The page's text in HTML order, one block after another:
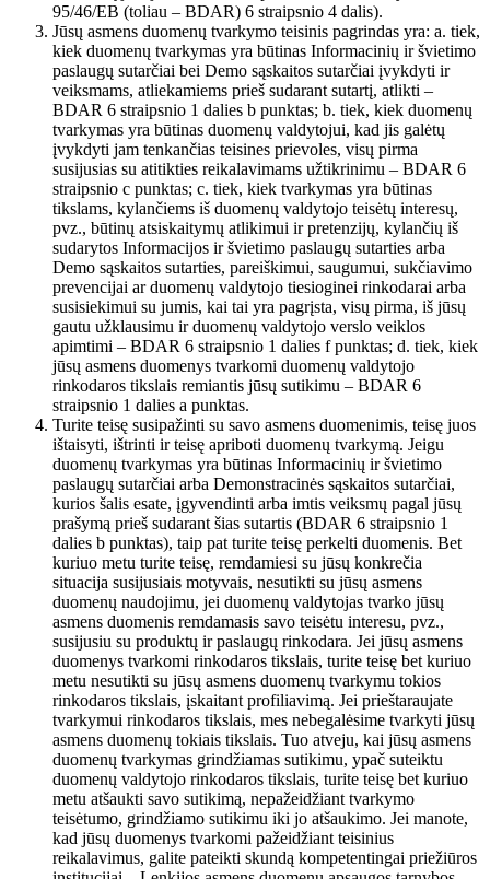
95/46/EB (toliau – BDAR) 6 straipsnio 4 dalis).
Jūsų asmens duomenų tvarkymo teisinis pagrindas yra: a. tiek,
kiek duomenų tvarkymas yra būtinas Informacinių ir švietimo
paslaugų sutarčiai bei Demo sąskaitos sutarčiai įvykdyti ir
veiksmams, atliekamiems prieš sudarant sutartį, atlikti –
BDAR 6 straipsnio 1 dalies b punktas; b. tiek, kiek duomenų
tvarkymas yra būtinas duomenų valdytojui, kad jis galėtų
įvykdyti jam tenkančias teisines prievoles, visų pirma
susijusias su atitikties reikalavimams užtikrinimu – BDAR 6
straipsnio c punktas; c. tiek, kiek tvarkymas yra būtinas
tikslams, kylančiems iš duomenų valdytojo teisėtų interesų,
pvz., būtinų atsiskaitymų atlikimui ir pretenzijų, kylančių iš
sudarytos Informacijos ir švietimo paslaugų sutarties arba
Demo sąskaitos sutarties, pareiškimui, saugumui, sukčiavimo
prevencijai ar duomenų valdytojo tiesioginei rinkodarai arba
susisiekimui su jumis, kai tai yra pagrįsta, visų pirma, iš jūsų
gautu užklausimu ir duomenų valdytojo verslo veiklos
apimtimi – BDAR 6 straipsnio 1 dalies f punktas; d. tiek, kiek
jūsų asmens duomenys tvarkomi duomenų valdytojo
rinkodaros tikslais remiantis jūsų sutikimu – BDAR 6
straipsnio 1 dalies a punktas.
Turite teisę susipažinti su savo asmens duomenimis, teisę juos
ištaisyti, ištrinti ir teisę apriboti duomenų tvarkymą. Jeigu
duomenų tvarkymas yra būtinas Informacinių ir švietimo
paslaugų sutarčiai arba Demonstracinės sąskaitos sutarčiai,
kurios šalis esate, įgyvendinti arba imtis veiksmų pagal jūsų
prašymą prieš sudarant šias sutartis (BDAR 6 straipsnio 1
dalies b punktas), taip pat turite teisę perkelti duomenis. Bet
kuriuo metu turite teisę, remdamiesi su jūsų konkrečia
situacija susijusiais motyvais, nesutikti su jūsų asmens
duomenų naudojimu, jei duomenų valdytojas tvarko jūsų
asmens duomenis remdamasis savo teisėtu interesu, pvz.,
susijusiu su produktų ir paslaugų rinkodara. Jei jūsų asmens
duomenys tvarkomi rinkodaros tikslais, turite teisę bet kuriuo
metu nesutikti su jūsų asmens duomenų tvarkymu tokios
rinkodaros tikslais, įskaitant profiliavimą. Jei prieštaraujate
tvarkymui rinkodaros tikslais, mes nebegalėsime tvarkyti jūsų
asmens duomenų tokiais tikslais. Tuo atveju, kai jūsų asmens
duomenų tvarkymas grindžiamas sutikimu, ypač suteiktu
duomenų valdytojo rinkodaros tikslais, turite teisę bet kuriuo
metu atšaukti savo sutikimą, nepažeidžiant tvarkymo
teisėtumo, grindžiamo sutikimu iki jo atšaukimo. Jei manote,
kad jūsų duomenys tvarkomi pažeidžiant teisinius
reikalavimus, galite pateikti skundą kompetentingai priežiūros